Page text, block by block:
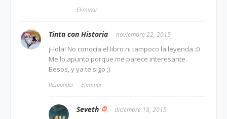
Eliminar
Tinta con Historia noviembre 22, 2015
¡Hola! No conocía el libro ni tampoco la leyenda :0
Me lo apunto porque me parece interesante.
Besos, y ya te sigo ;)
Responder Eliminar
Seveth diciembre 18, 2015